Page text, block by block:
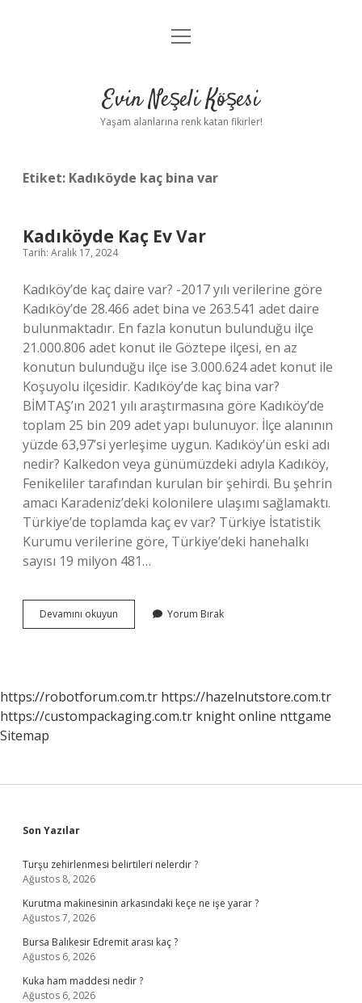
Anasayfa
Yasal Uyarı
menüyü
Evin Neşeli Köşesi
Yaşam alanlarına renk katan fikirler!
Etiket: Kadıköyde kaç bina var
Kadıköyde Kaç Ev Var
Tarih: Aralık 17, 2024
Kadıköy’de kaç daire var? -2017 yılı verilerine göre
Kadıköy’de 28.466 adet bina ve 263.541 adet daire
bulunmaktadır. En fazla konutun bulunduğu ilçe
21.000.806 adet konut ile Göztepe ilçesi, en az
konutun bulunduğu ilçe ise 3.000.624 adet konut ile
Koşuyolu ilçesidir. Kadıköy’de kaç bina var?
BİMTAŞ’ın 2021 yılı araştırmasına göre Kadıköy’de
toplam 25 bin 209 adet yapı bulunuyor. İlçe alanının
yüzde 63,97’si yerleşime uygun. Kadıköy’ün eski adı
nedir? Kalkedon veya günümüzdeki adıyla Kadıköy,
Fenikeliler tarafından kurulan bir şehirdi. Bu şehrin
amacı Karadeniz’deki kolonilere ulaşımı sağlamaktı.
Türkiye’de toplamda kaç ev var? Türkiye İstatistik
Kurumu verilerine göre, Türkiye’deki hanehalkı
sayısı 19 milyon 481…
Devamını okuyun Kadıköyde
Kaç
Yorum Bırak
https://robotforum.com.tr https://hazelnutstore.com.tr
https://custompackaging.com.tr knight online nttgame
Sitemap
Sidebar
Son Yazılar
Turşu zehirlenmesi belirtileri nelerdir ?
Ağustos 8, 2026
Kurutma makinesinin arkasındaki keçe ne işe yarar ?
Ağustos 7, 2026
Bursa Balıkesir Edremit arası kaç ?
Ağustos 6, 2026
Kuka ham maddesi nedir ?
Ağustos 6, 2026